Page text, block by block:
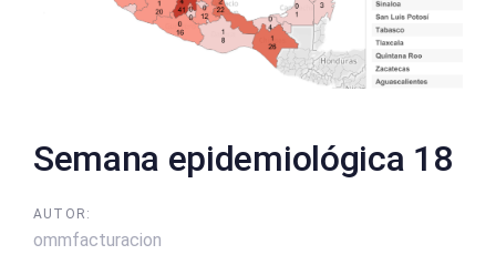
Semana epidemiológica 18
AUTOR:
ommfacturacion